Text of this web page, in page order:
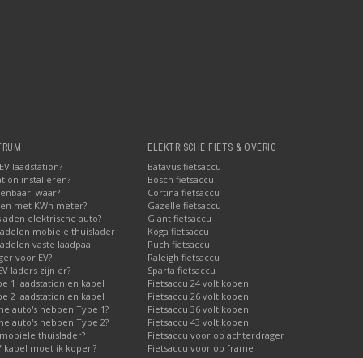
laadstation?
installeren?
waar?
met KWh meter?
elektrische auto?
mobiele thuislader
vaste laadpaal
voor EV?
laders zijn er?
1 laadstation en kabel
2 laadstation en kabel
auto's hebben Type 1?
auto's hebben Type 2?
thuislader?
kabel moet ik kopen?
ELEKTRISCHE FIETS & OVERIG
Batavus fietsaccu
Bosch fietsaccu
Cortina fietsaccu
Gazelle fietsaccu
Giant fietsaccu
Koga fietsaccu
Puch fietsaccu
Raleigh fietsaccu
Sparta fietsaccu
Fietsaccu 24 volt kopen
Fietsaccu 26 volt kopen
Fietsaccu 36 volt kopen
Fietsaccu 43 volt kopen
Fietsaccu voor op achterdrager
Fietsaccu voor op frame